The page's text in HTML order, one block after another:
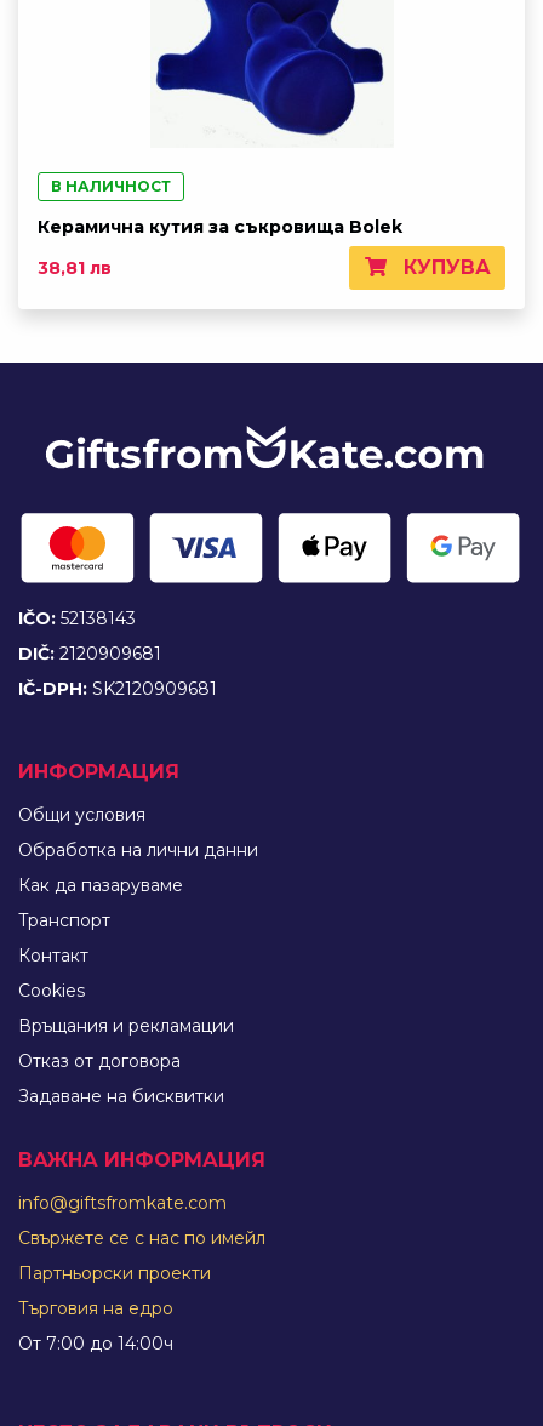
В НАЛИЧНОСТ
Керамична кутия за съкровища Bolek
38,81 лв
КУПУВА
IČO: 52138143
DIČ: 2120909681
IČ-DPH: SK2120909681
ИНФОРМАЦИЯ
Общи условия
Обработка на лични данни
Как да пазаруваме
Tранспорт
Контакт
Cookies
Връщания и рекламации
Отказ от договора
Задаване на бисквитки
ВАЖНА ИНФОРМАЦИЯ
info@giftsfromkate.com
Свържете се с нас по имейл
Партньорски проекти
Търговия на едро
От 7:00 до 14:00ч